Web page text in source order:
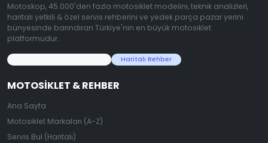
Motoskop, 45.000'den fazla motosiklet modelini, teknik analizleri,
haritalı yetkili & özel servis rehberini ve yedek parça pazar yerini
bünyesinde barındıran Türkiye'nin en büyük motosiklet
platformudur.
Haritalı Rehber
MOTOSIKLET & REHBER
Ana Sayfa
Motosiklet Markaları (A-Z)
Servis Bul (Haritalı)